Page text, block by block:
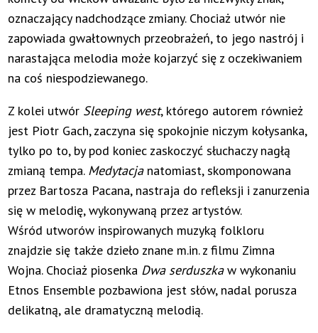
oznaczający nadchodzące zmiany. Chociaż utwór nie
zapowiada gwałtownych przeobrażeń, to jego nastrój i
narastająca melodia może kojarzyć się z oczekiwaniem
na coś niespodziewanego.
Z kolei utwór Sleeping west, którego autorem również
jest Piotr Gach, zaczyna się spokojnie niczym kołysanka,
tylko po to, by pod koniec zaskoczyć słuchaczy nagłą
zmianą tempa. Medytacjanatomiast, skomponowana
przez Bartosza Pacana, nastraja do refleksji i zanurzenia
się w melodię, wykonywaną przez artystów.
Wśród utworów inspirowanych muzyką folkloru
znajdzie się także dzieło znane m.in. z filmu Zimna
Wojna. Chociaż piosenka Dwa serduszkaw wykonaniu
Etnos Ensemble pozbawiona jest słów, nadal porusza
delikatną, ale dramatyczną melodią.